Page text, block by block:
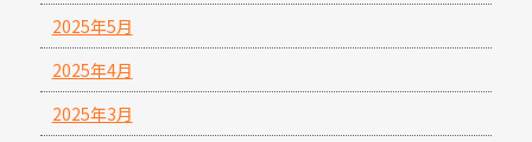
2025年5月
2025年4月
2025年3月